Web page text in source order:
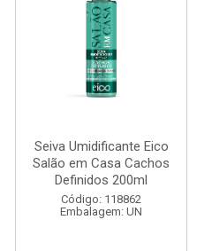
Seiva Umidificante Eico
Salão em Casa Cachos
Definidos 200ml
Código: 118862
Embalagem: UN